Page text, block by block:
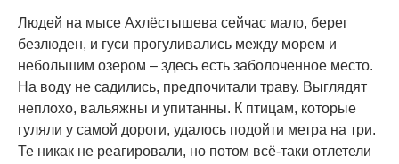
Людей на мысе Ахлёстышева сейчас мало, берег
безлюден, и гуси прогуливались между морем и
небольшим озером – здесь есть заболоченное место.
На воду не садились, предпочитали траву. Выглядят
неплохо, вальяжны и упитанны. К птицам, которые
гуляли у самой дороги, удалось подойти метра на три.
Те никак не реагировали, но потом всё-таки отлетели